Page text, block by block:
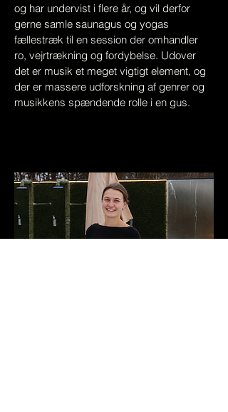
og har undervist i flere år, og vil derfor
gerne samle saunagus og yogas
fællestræk til en session der omhandler
ro, vejrtrækning og fordybelse. Udover
det er musik et meget vigtigt element, og
der er massere udforskning af genrer og
musikkens spændende rolle i en gus.